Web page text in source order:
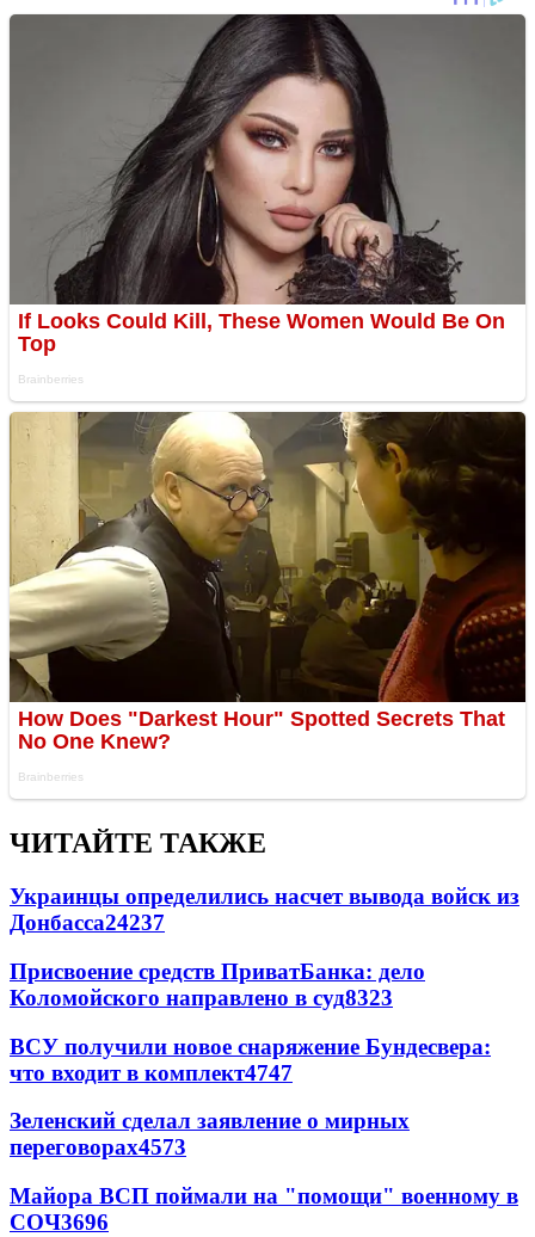
ЧИТАЙТЕ ТАКЖЕ
Украинцы определились насчет вывода войск из
Донбасса24237
Присвоение средств ПриватБанка: дело
Коломойского направлено в суд8323
ВСУ получили новое снаряжение Бундесвера:
что входит в комплект4747
Зеленский сделал заявление о мирных
переговорах4573
Майора ВСП поймали на "помощи" военному в
СОЧ3696